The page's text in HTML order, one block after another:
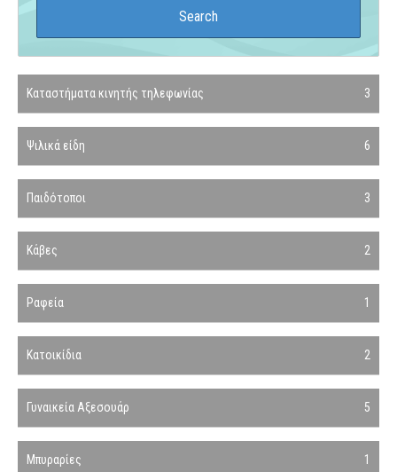
Καταστήματα κινητής τηλεφωνίας 3
Ψιλικά είδη 6
Παιδότοποι 3
Κάβες 2
Ραφεία 1
Κατοικίδια 2
Γυναικεία Αξεσουάρ 5
Μπυραρίες 1